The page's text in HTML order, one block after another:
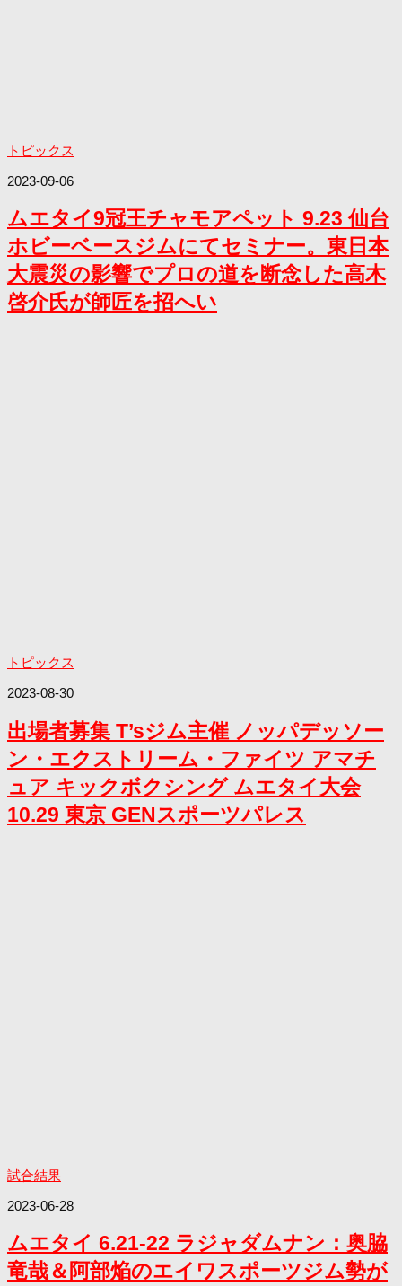
トピックス
2023-09-06
ムエタイ9冠王チャモアペット 9.23 仙台
ホビーベースジムにてセミナー。東日本
大震災の影響でプロの道を断念した高木
啓介氏が師匠を招へい
トピックス
2023-08-30
出場者募集 T’sジム主催 ノッパデッソー
ン・エクストリーム・ファイツ アマチ
ュア キックボクシング ムエタイ大会
10.29 東京 GENスポーツパレス
試合結果
2023-06-28
ムエタイ 6.21-22 ラジャダムナン：奥脇
竜哉＆阿部焔のエイワスポーツジム勢が